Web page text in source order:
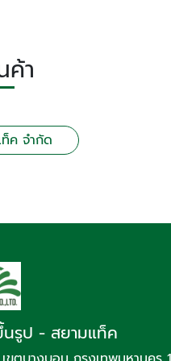
ค้า
ค จำกัด
รูป - สยามแท็ค